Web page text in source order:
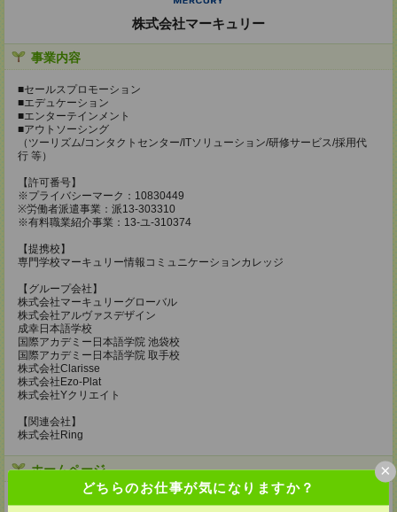
どちらのお仕事が気になりますか？
×
株式会社マーキュリー
事業内容
■セールスプロモーション
■エデュケーション
■エンターテインメント
■アウトソーシング
（ツーリズム/コンタクトセンター/ITソリューション/研修サービス/採用代
行 等）
【許可番号】
※プライバシーマーク：10830449
※労働者派遣事業：派13-303310
※有料職業紹介事業：13-ユ-310374
【提携校】
専門学校マーキュリー情報コミュニケーションカレッジ
【グループ会社】
株式会社マーキュリーグローバル
株式会社アルヴァスデザイン
成幸日本語学校
国際アカデミー日本語学院 池袋校
国際アカデミー日本語学院 取手校
株式会社Clarisse
株式会社Ezo-Plat
株式会社Yクリエイト
【関連会社】
株式会社Ring
ホームページ